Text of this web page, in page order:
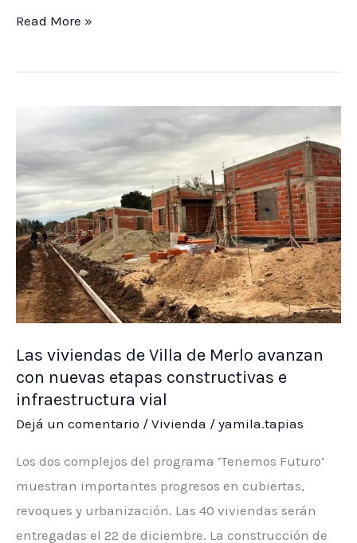
Últimos
para
la
Fiesta
Nacional
de
la
Dulzura
Read More »
Las viviendas de Villa de Merlo avanzan
con nuevas etapas constructivas e
infraestructura vial
Dejá un comentario / Vivienda / yamila.tapias
Los dos complejos del programa ‘Tenemos Futuro’
muestran importantes progresos en cubiertas,
revoques y urbanización. Las 40 viviendas serán
entregadas el 22 de diciembre. La construcción de